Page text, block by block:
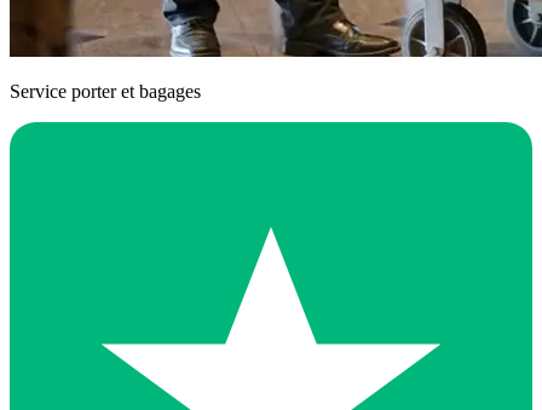
Service porter et bagages